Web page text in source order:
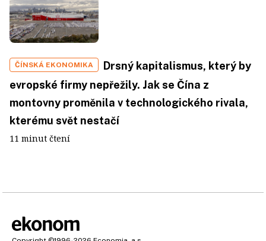
ČÍNSKÁ EKONOMIKA
Drsný kapitalismus, který by
evropské firmy nepřežily. Jak se Čína z
montovny proměnila v technologického rivala,
kterému svět nestačí
11 minut čtení